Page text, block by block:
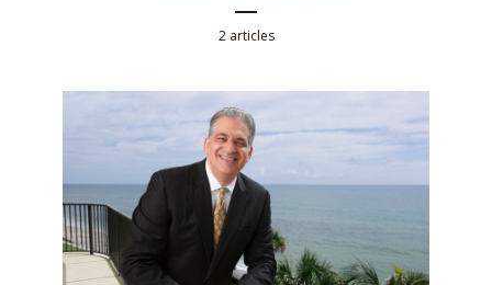
2 articles